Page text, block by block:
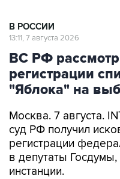
В РОССИИ
13:11, 7 августа 2026
ВС РФ
регистрации
"Яблока" на
Москва. 7 августа.
суд РФ получил
регистрации
в депутаты
инстанции.